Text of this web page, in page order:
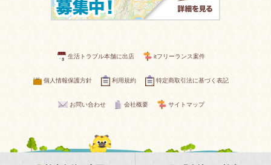
生活トラブル本舗に出店 itフリーランス案件
個人情報保護方針 利用規約 特定商取引法に基づく表記
お問い合わせ 会社概要 サイトマップ